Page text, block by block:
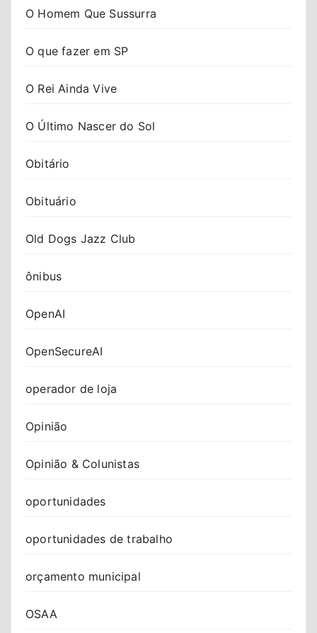
O Homem Que Sussurra
O que fazer em SP
O Rei Ainda Vive
O Último Nascer do Sol
Obitário
Obituário
Old Dogs Jazz Club
ônibus
OpenAI
OpenSecureAI
operador de loja
Opinião
Opinião & Colunistas
oportunidades
oportunidades de trabalho
orçamento municipal
OSAA